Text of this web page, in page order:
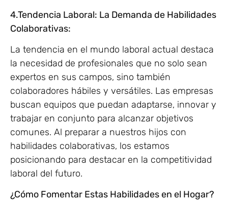
4.Tendencia Laboral: La Demanda de Habilidades
Colaborativas:
La tendencia en el mundo laboral actual destaca
la necesidad de profesionales que no solo sean
expertos en sus campos, sino también
colaboradores hábiles y versátiles. Las empresas
buscan equipos que puedan adaptarse, innovar y
trabajar en conjunto para alcanzar objetivos
comunes. Al preparar a nuestros hijos con
habilidades colaborativas, los estamos
posicionando para destacar en la competitividad
laboral del futuro.
¿Cómo Fomentar Estas Habilidades en el Hogar?